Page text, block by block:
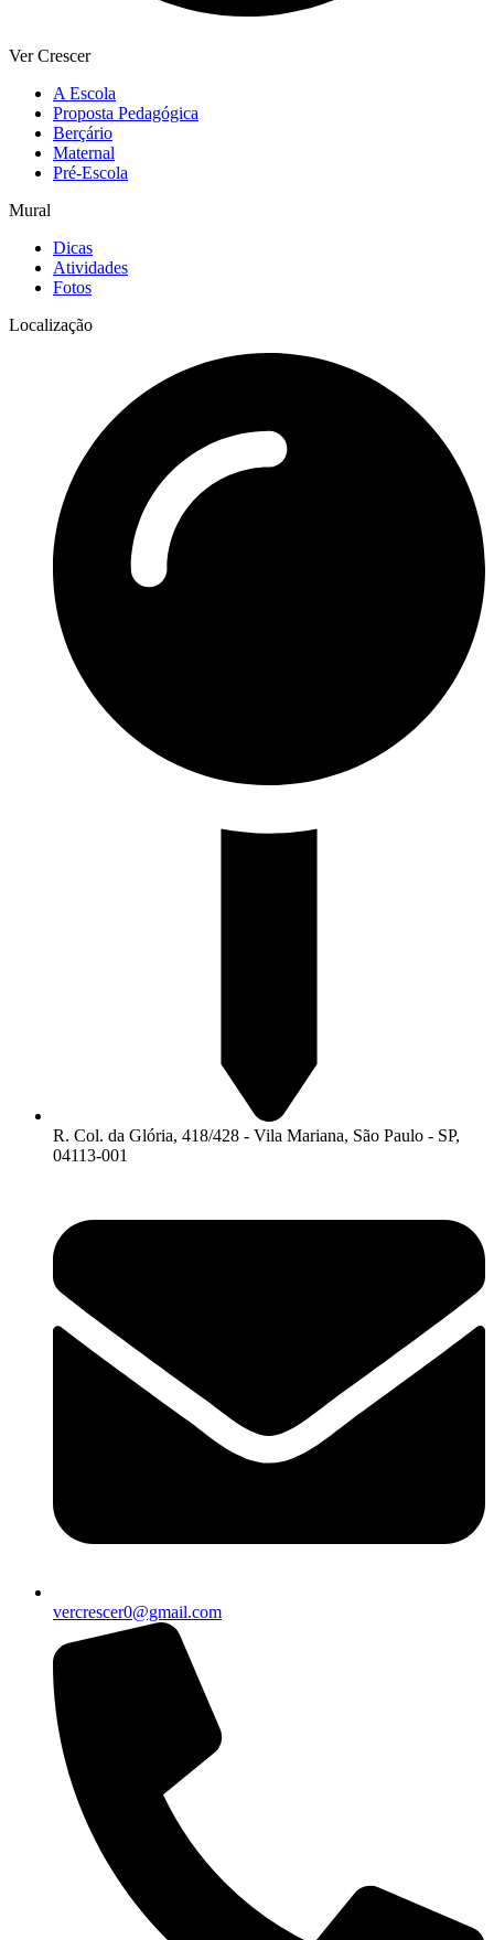
Ver Crescer
A Escola
Proposta Pedagógica
Berçário
Maternal
Pré-Escola
Mural
Dicas
Atividades
Fotos
Localização
R. Col. da Glória, 418/428 - Vila Mariana, São Paulo - SP,
04113-001
vercrescer0@gmail.com